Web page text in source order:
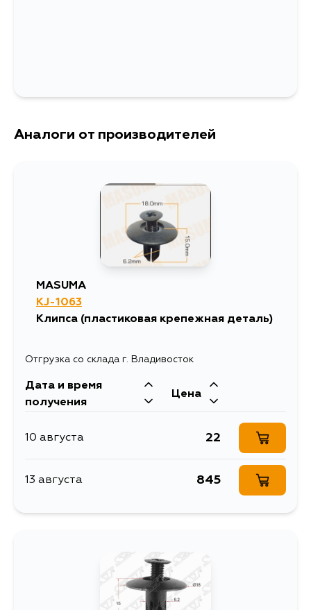
Аналоги от производителей
MASUMA
KJ-1063
Клипса (пластиковая крепежная деталь)
Отгрузка со склада г. Владивосток
Дата и время
получения
Цена
10 августа 22
13 августа 845